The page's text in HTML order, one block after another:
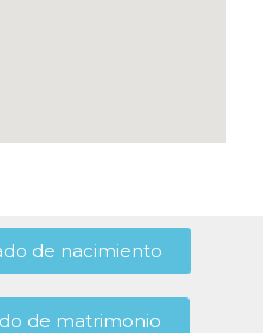
de nacimiento
de matrimonio